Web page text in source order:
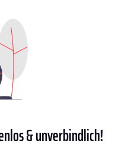
& unverbindlich!